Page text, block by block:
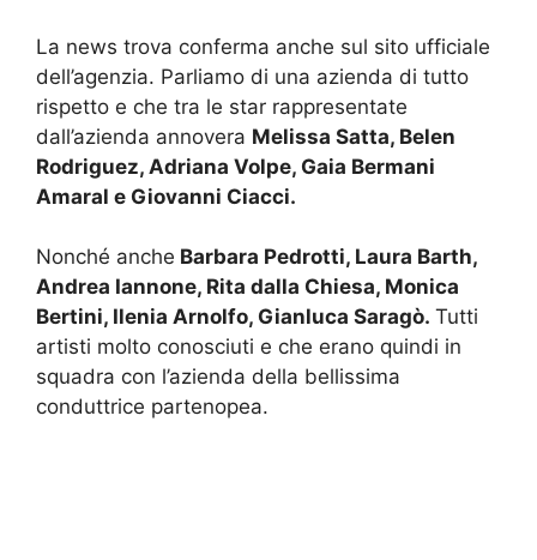
La news trova conferma anche sul sito ufficiale
dell’agenzia. Parliamo di una azienda di tutto
rispetto e che tra le star rappresentate
dall’azienda annovera Melissa Satta, Belen
Rodriguez, Adriana Volpe, Gaia Bermani
Amaral e Giovanni Ciacci.
Nonché anche Barbara Pedrotti, Laura Barth,
Andrea Iannone, Rita dalla Chiesa, Monica
Bertini, Ilenia Arnolfo, Gianluca Saragò. Tutti
artisti molto conosciuti e che erano quindi in
squadra con l’azienda della bellissima
conduttrice partenopea.